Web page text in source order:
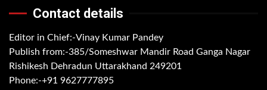
Contact details
Editor in Chief:-Vinay Kumar Pandey
Publish from:-385/Someshwar Mandir Road Ganga Nagar
Rishikesh Dehradun Uttarakhand 249201
Phone:-+91 9627777895